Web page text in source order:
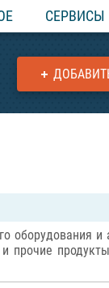
СЕРВИСЫ
оборудования
прочие